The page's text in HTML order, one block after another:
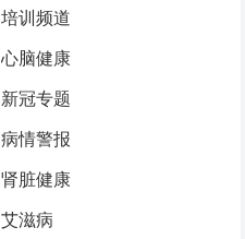
培训频道
心脑健康
新冠专题
病情警报
肾脏健康
艾滋病